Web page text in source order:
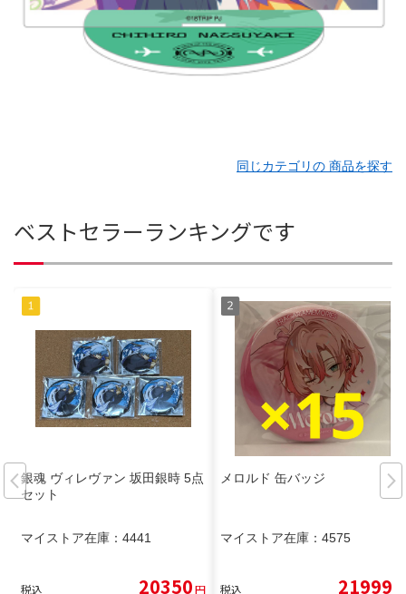
同じカテゴリの 商品を探す
ベストセラーランキングです
銀魂 ヴィレヴァン 坂田銀時 5点
セット
マイストア在庫： 4441
税込 20350円
メロルド 缶バッジ
マイストア在庫： 4575
税込 21999